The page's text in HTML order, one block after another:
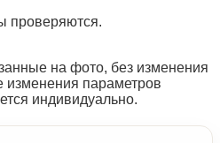
проверяются.
на фото, без изменения
изменения параметров
индивидуально.